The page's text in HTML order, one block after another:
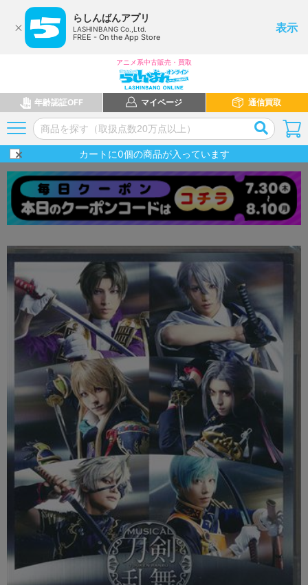
らしんばんアプリ
LASHINBANG Co.,Ltd.
FREE - On the App Store
表示
アニメ系中古販売・買取
年齢認証OFF マイページ 通信買取
カートに0個の商品が入っています